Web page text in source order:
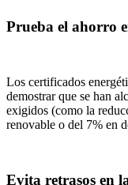
Prueba el ahorro
Los certificados
demostrar que se han
exigidos (como la
renovable o del 7% en
Evita retrasos en